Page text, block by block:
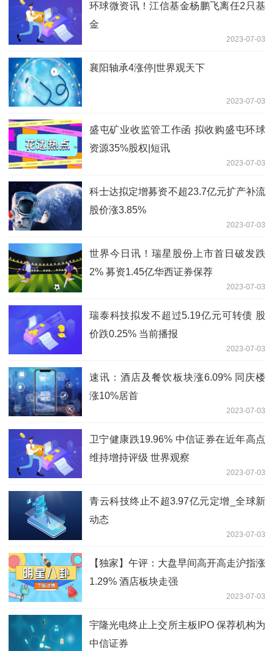
环球微资讯！江信基金杨鹏飞离任2只基
金
2023-07-03
襄阳轴承4涨停|世界观天下
2023-07-03
盛屯矿业收监管工作函 拟收购盛屯环球
资源35%股权|短讯
2023-07-03
科士达拟定增募资不超23.7亿元扩产补流
股价涨3.85%
2023-07-03
世界今日讯！瑞星股份上市首日破发跌
2% 募资1.45亿华西证券保荐
2023-07-03
瑞泰科技拟发不超过5.19亿元可转债 股
价跌0.25% 当前播报
2023-07-03
速讯：酒店及餐饮板块涨6.09% 同庆楼
涨10%居首
2023-07-03
卫宁健康跌19.96% 中信证券在近年高点
维持增持评级 世界观察
2023-07-03
青云科技终止不超3.97亿元定增_全球新
动态
2023-07-03
【独家】午评：大盘早间高开高走沪指涨
1.29% 酒店板块走强
2023-07-03
宇隆光电终止上交所主板IPO 保荐机构为
中信证券